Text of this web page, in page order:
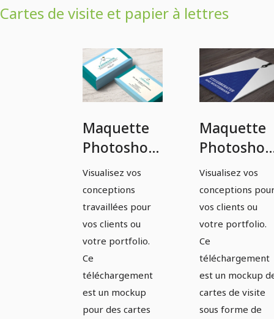
Cartes de visite et papier à lettres
Maquette
Photoshop
pour cartes
de visite -
Variante 1
Visualisez vos
conceptions
travaillées pour
vos clients ou
votre portfolio.
Ce
téléchargement
est un mockup
pour des cartes
Maquette
Photoshop
pour
de visite -
variante 2
Visualisez vos
conceptions
vos clients ou
votre portfolio.
Ce
téléchargement
est un mockup
cartes de visite
sous forme de